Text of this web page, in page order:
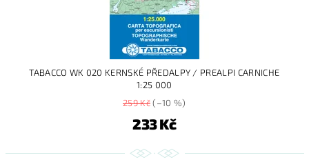
TABACCO WK 020 KERNSKÉ PŘEDALPY / PREALPI CARNICHE
1:25 000
259 Kč(–10 %)
233 Kč